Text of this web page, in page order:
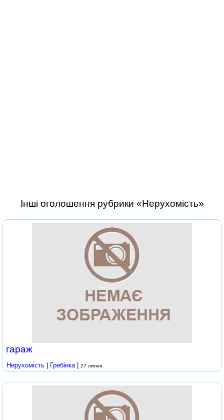
Інші оголошення рубрики «Нерухомість»
гараж
Нерухомість Гребінка 27 липня